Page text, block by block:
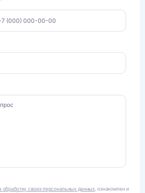
обработку своих персональных данных, ознакомлен и